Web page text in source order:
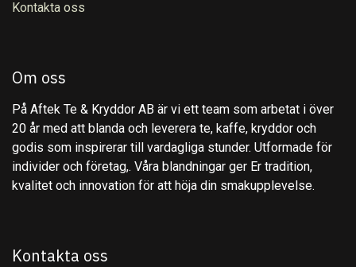
Kontakta oss
Om oss
På Aftek Te & Kryddor AB är vi ett team som arbetat i över
20 år med att blanda och leverera te, kaffe, kryddor och
godis som inspirerar till vardagliga stunder. Utformade för
individer och företag,. Våra blandningar ger Er tradition,
kvalitet och innovation för att höja din smakupplevelse.
Kontakta oss